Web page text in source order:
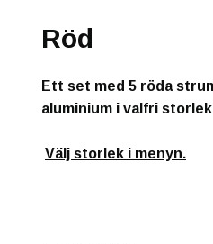
Röd
Ett set med 5 röda
aluminium i valfri
Välj storlek i menyn.